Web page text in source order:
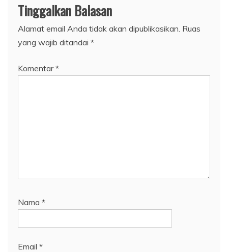
Tinggalkan Balasan
Alamat email Anda tidak akan dipublikasikan. Ruas
yang wajib ditandai *
Komentar*
Nama *
Email *